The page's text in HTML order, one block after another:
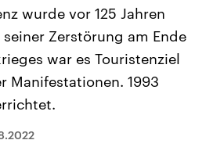
Anhalt
6.
das
aus
Berichte
USA
Aktuelle Beiträge,
Hintergründe
Wirtschaftlich und
gehören die Vereinigten
den mächtigsten Ländern
wurde vor 125 Jahren
Zerstörung am Ende
war es Touristenziel
Manifestationen. 1993